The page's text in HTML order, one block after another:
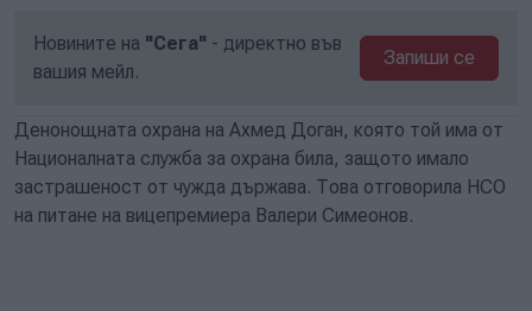
Новините на "Сега" - директно във
вашия мейл.
Запиши се
Денонощната охрана на Ахмед Доган, която той има от
Националната служба за охрана била, защото имало
застрашеност от чужда държава. Това отговорила НСО
на питане на вицепремиера Валери Симеонов.